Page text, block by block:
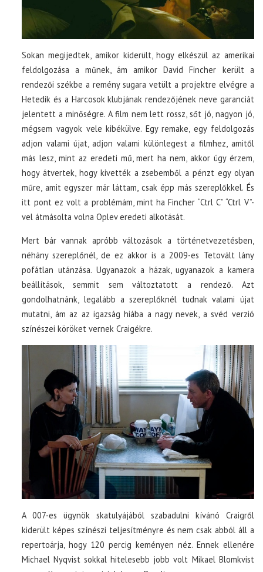
Sokan megijedtek, amikor kiderült, hogy elkészül az amerikai
feldolgozása a műnek, ám amikor David Fincher került a
rendezői székbe a remény sugara vetült a projektre elvégre a
Hetedik és a Harcosok klubjának rendezőjének neve garanciát
jelentett a minőségre. A film nem lett rossz, sőt jó, nagyon jó,
mégsem vagyok vele kibékülve. Egy remake, egy feldolgozás
adjon valami újat, adjon valami különlegest a filmhez, amitől
más lesz, mint az eredeti mű, mert ha nem, akkor úgy érzem,
hogy átvertek, hogy kivették a zsebemből a pénzt egy olyan
műre, amit egyszer már láttam, csak épp más szereplőkkel. És
itt pont ez volt a problémám, mint ha Fincher “Ctrl C” “Ctrl V”-
vel átmásolta volna Oplev eredeti alkotását.
Mert bár vannak apróbb változások a történetvezetésben,
néhány szereplőnél, de ez akkor is a 2009-es Tetovált lány
pofátlan utánzása. Ugyanazok a házak, ugyanazok a kamera
beállítások, semmit sem változtatott a rendező. Azt
gondolhatnánk, legalább a szereplőknél tudnak valami újat
mutatni, ám az az igazság hiába a nagy nevek, a svéd verzió
színészei köröket vernek Craigékre.
A 007-es ügynök skatulyájából szabadulni kívánó Craigről
kiderült képes színészi teljesítményre és nem csak abból áll a
repertoárja, hogy 120 percig keményen néz. Ennek ellenére
Michael Nyqvist sokkal hitelesebb jobb volt Mikael Blomkvist